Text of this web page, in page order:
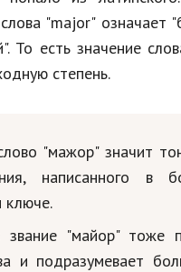
"major" означает
То есть значение
степень.
"мажор" значит
написанного в
ключе.
звание "майор" тоже
и подразумевает